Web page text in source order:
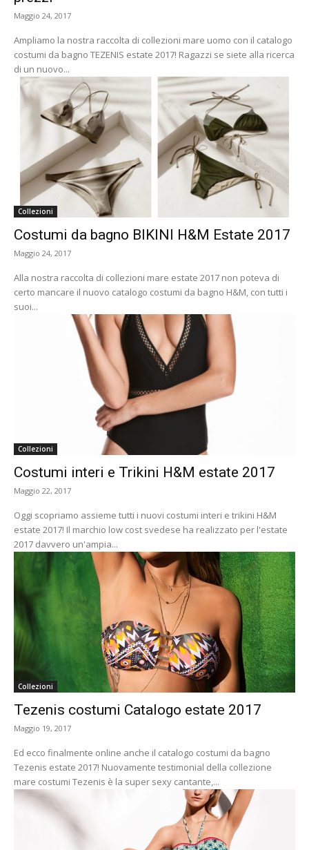
Maggio 24, 2017
Ampliamo la nostra raccolta di collezioni mare uomo con il catalogo
costumi da bagno TEZENIS estate 2017! Ragazzi se siete alla ricerca
di un nuovo...
Collezioni
Costumi da bagno BIKINI H&M Estate 2017
Maggio 24, 2017
Alla nostra raccolta di collezioni mare estate 2017 non poteva di
certo mancare il nuovo catalogo costumi da bagno H&M, con tutti i
suoi...
Collezioni
Costumi interi e Trikini H&M estate 2017
Maggio 22, 2017
Oggi scopriamo assieme tutti i nuovi costumi interi e trikini H&M
estate 2017! Il marchio low cost svedese ha realizzato per l'estate
2017 davvero un'ampia...
Collezioni
Tezenis costumi Catalogo estate 2017
Maggio 19, 2017
Ed ecco finalmente online anche il catalogo costumi da bagno
Tezenis estate 2017! Nuovamente testimonial della collezione
mare costumi Tezenis è la super sexy cantante,...